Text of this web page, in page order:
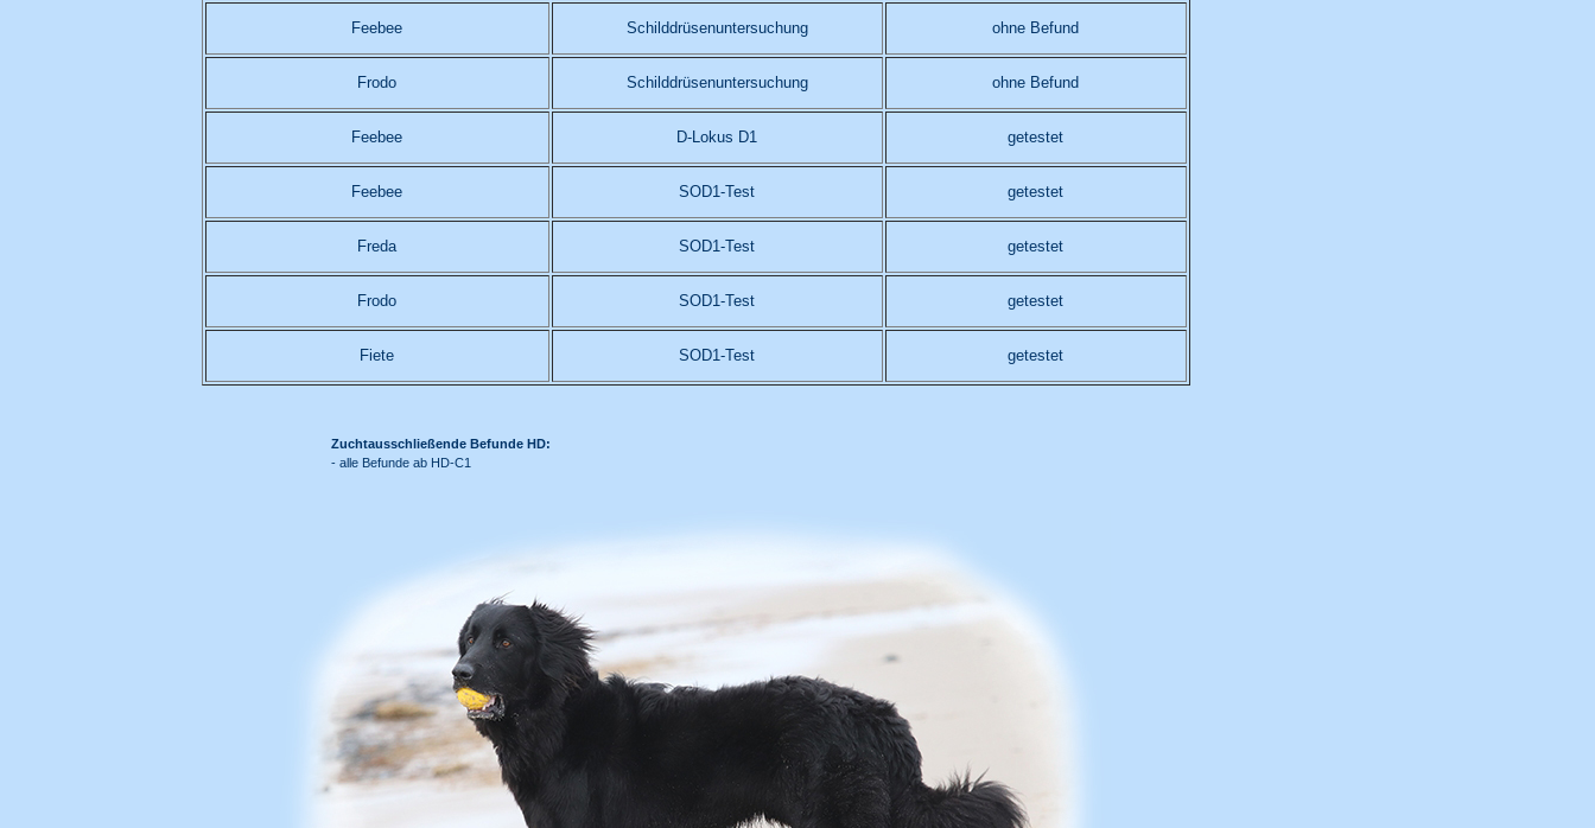
Feebee Schilddrüsenuntersuchung ohne Befund
Frodo Schilddrüsenuntersuchung ohne Befund
Feebee D-Lokus D1 getestet
Feebee SOD1-Test getestet
Freda SOD1-Test getestet
Frodo SOD1-Test getestet
Fiete SOD1-Test getestet
Zuchtausschließende Befunde HD:
- alle Befunde ab HD-C1